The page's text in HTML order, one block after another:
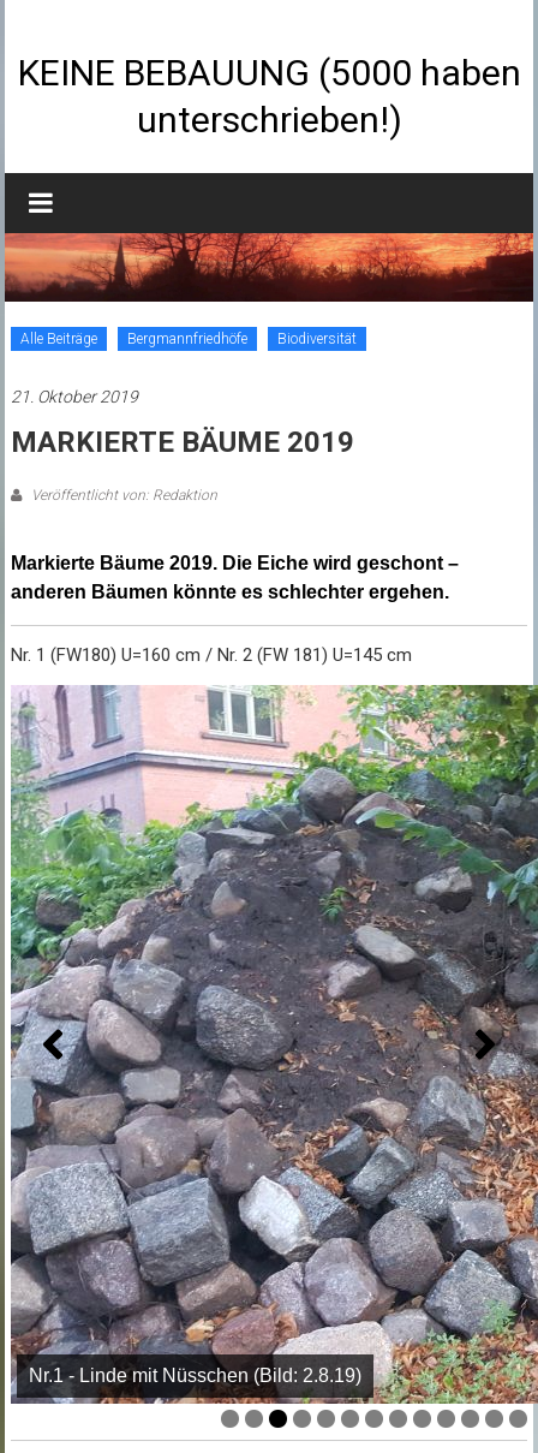
springen
KEINE BEBAUUNG (5000 haben
unterschrieben!)
Alle Beiträge Bergmannfriedhöfe Biodiversität
21. Oktober 2019
MARKIERTE BÄUME 2019
Veröffentlicht von: Redaktion
Markierte Bäume 2019. Die Eiche wird geschont –
anderen Bäumen könnte es schlechter ergehen.
Nr. 1 (FW180) U=160 cm / Nr. 2 (FW 181) U=145 cm
Nr.1 - Linde mit Nüsschen (Bild: 2.8.19)